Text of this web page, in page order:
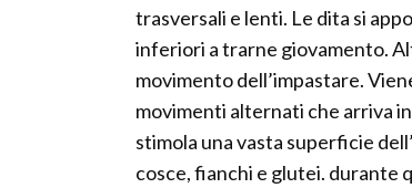
trasversali e lenti. Le dita si
inferiori a trarne giovamento.
movimento dell’impastare.
movimenti alternati che arriva
stimola una vasta superficie
cosce, fianchi e glutei. durante